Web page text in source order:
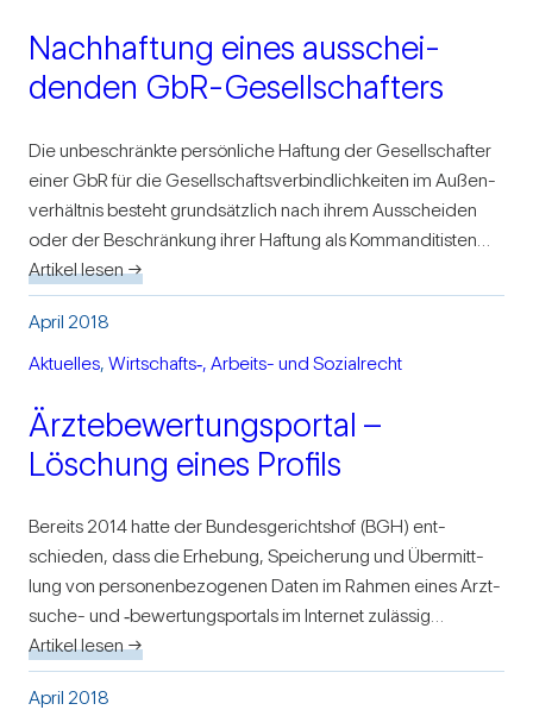
Nach­haf­tung eines aus­schei­
denden GbR-Gesel­l­­schaf­­ters
Die unbe­schränkte per­sön­liche Haf­tung der Gesell­schafter
einer GbR für die Gesell­schafts­ver­bind­lich­keiten im Außen­
ver­hältnis besteht grund­sätz­lich nach ihrem Aus­scheiden
oder der Beschrän­kung ihrer Haf­tung als Kom­man­di­tisten…
Artikel lesen →
April 2018
Aktu­elles, Wirtschafts‑, Arbeits- und Sozi­al­recht
Ärz­te­be­wer­tungs­portal –
Löschung eines Pro­fils
Bereits 2014 hatte der Bun­des­ge­richtshof (BGH) ent­
schieden, dass die Erhe­bung, Spei­che­rung und Über­mitt­
lung von per­so­nen­be­zo­genen Daten im Rahmen eines Arzt­­­
suche- und ‑bewer­tungs­por­tals im Internet zulässig…
Artikel lesen →
April 2018